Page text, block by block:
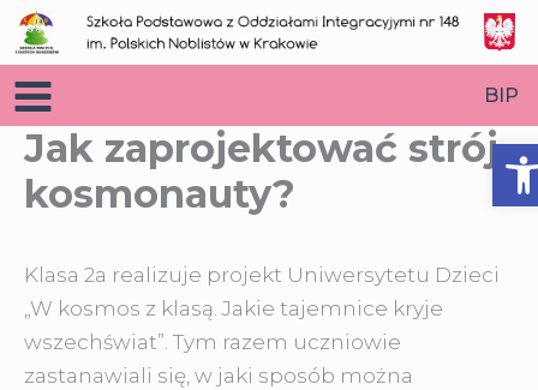
Przejdź
do
treści
BIP
Jak zaprojektować strój
kosmonauty?
Klasa 2a realizuje projekt Uniwersytetu Dzieci
„W kosmos z klasą. Jakie tajemnice kryje
wszechświat”. Tym razem uczniowie
zastanawiali się, w jaki sposób można